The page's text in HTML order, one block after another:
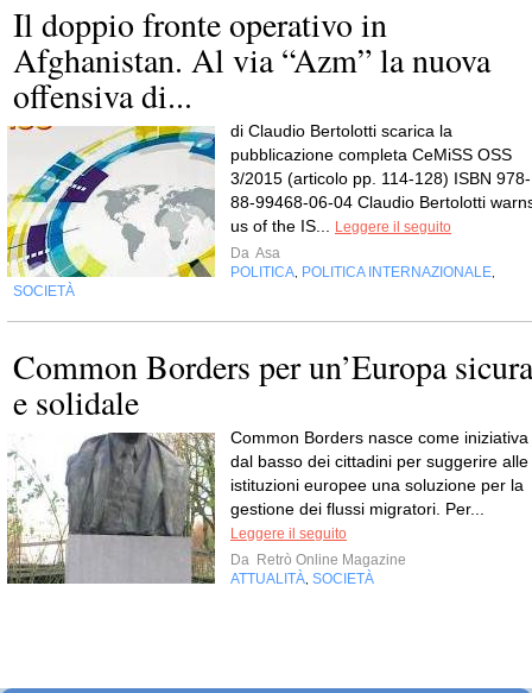
Il doppio fronte operativo in
Afghanistan. Al via “Azm” la nuova
offensiva di...
di Claudio Bertolotti scarica la
pubblicazione completa CeMiSS OSS
3/2015 (articolo pp. 114-128) ISBN 978-
88-99468-06-04 Claudio Bertolotti
us of the IS...
Leggere il seguito
Da Asa
POLITICA POLITICA INTERNAZIONALE
SOCIETÀ
Common Borders per un’Europa sicura
e solidale
Common Borders nasce come iniziativa
dal basso dei cittadini per suggerire alle
istituzioni europee una soluzione per la
gestione dei flussi migratori. Per...
Leggere il seguito
Da Retrò Online Magazine
ATTUALITÀ SOCIETÀ